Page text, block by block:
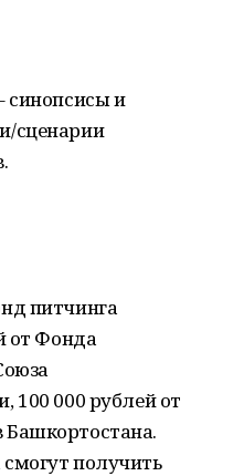
синопсисы и
сценарии
питчинга
от Фонда
100 000 рублей от
Башкортостана.
получить